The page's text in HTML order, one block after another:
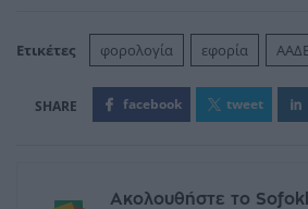
Ετικέτες φορολογία εφορία ΑΑΔΕ
facebook tweet
Ακολουθήστε το